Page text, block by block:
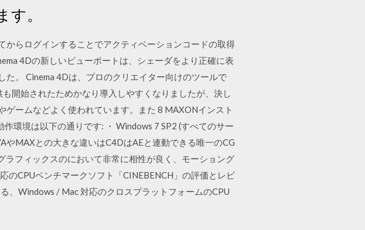
。
らログインすることでアクティベーションコードの取得
4Dの新しいビューポートは、シェーダをより正確に表
。 Cinema 4Dは、プロのクリエイター向けのツールで
開始されたためかなり導入しやすくなりましたが、決し
ームなどよく使われています。また 8 MAXONインスト
環境は以下の通りです: ・ Windows 7 SP2 (すべてのサー
MAXとの大きな違いはC4DはAEと連動できる唯一のCG
フィックスのにおいて非常に相性が良く、モーショング
のCPUベンチマークソフト「CINEBENCH」の評価とレビ
、Windows / Mac 対応のクロスプラットフォームのCPU